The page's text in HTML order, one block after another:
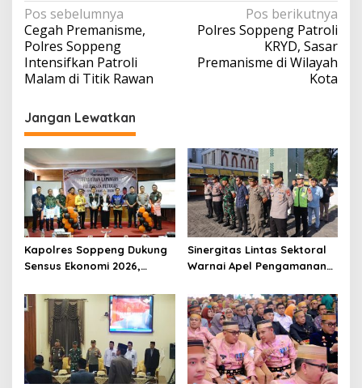
Navigasi
pos
Pos sebelumnya
Cegah Premanisme,
Polres Soppeng
Intensifkan Patroli
Malam di Titik Rawan
Pos berikutnya
Polres Soppeng Patroli
KRYD, Sasar
Premanisme di Wilayah
Kota
Jangan Lewatkan
Kapolres Soppeng Dukung
Sensus Ekonomi 2026,
demi Masa Depan
Pembangunan Daerah
Sinergitas Lintas Sektoral
Warnai Apel Pengamanan
di Soppeng